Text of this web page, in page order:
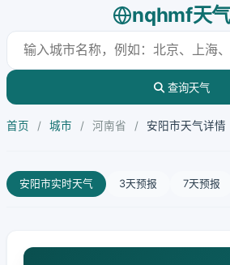
nqhmf天
查询天气
首页 / 城市 / 河南省 / 安阳市天气详情
安阳市实时天气 3天预报 7天预报